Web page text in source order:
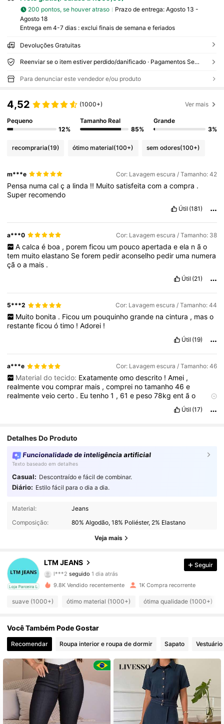
200 pontos, se houver atraso Prazo de entrega: Agosto 13 -
Agosto 18
Entrega em 4-7 dias : exclui finais de semana e feriados
Devoluções Gratuitas
Reenviar se o item estiver perdido/danificado · Pagamentos Seguros · Proteção de privacidade
Para denunciar este vendedor e/ou produto
4,52 (1000+) Ver mais
Pequeno
12%
Tamanho Real
85%
Grande
3%
recompraria(19) ótimo material(100+) sem odores(100+)
m***e Cor: Lavagem escura / Tamanho: 42
Pensa numacalça linda !! Muitosatisfeitacomacompra .
Super recomendo
Útil (181)
a***0 Cor: Lavagem escura / Tamanho: 38
A calca é boa , porem ficou um pouco apertada e ela n ã o
tem muitoelastano Seforem pediraconselho pedir uma numera
çãoa mais .
Útil (21)
5***2 Cor: Lavagem escura / Tamanho: 44
Muito bonita . Ficou um pouquinho grande na cintura , mas o
restanteficouótimo !Adorei !
Útil (19)
a***e Cor: Lavagem escura / Tamanho: 46
Material do tecido: Exatamente omo descrito ! Amei ,
realmentevoucomprar mais ,comprei notamanho46e
realmenteveiocerto . Eutenho1 , 61e peso78kgentão
Útil (17)
Detalhes Do Produto
Funcionalidade de inteligência artificial
Texto baseado em detalhes
Casual: Descontraído e fácil de combinar.
Diário: Estilo fácil para o dia a dia.
Material:
Jeans
Composição:
80% Algodão, 18% Poliéster, 2% Elastano
Veja mais
Loja Parceira Local
LTM JEANS
4.3K Seguidores
l***2 seguido 1 dia atrás
4.3K Seguidores
4.3K Seguidores
4,72 4.3K Seguidores
4.3K Seguidores
4,72 4.3K Seguidores
4.3K Seguidores
4,72 4.3K Seguidores
Seguir
9.8K Vendido recentemente 1K Compra recorrente
suave (1000+) ótimo material (1000+) ótima qualidade (1000+)
Você Também Pode Gostar
Recomendar Roupa interior e roupa de dormir Sapato